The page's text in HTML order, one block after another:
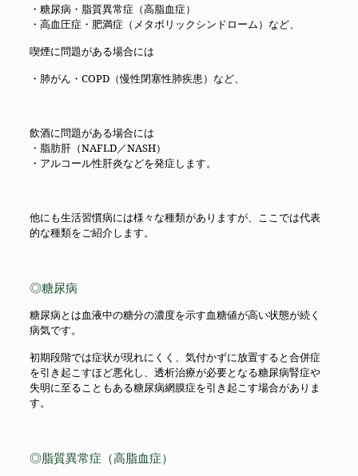
・糖尿病・脂質異常症（高脂血症）
・高血圧症・肥満症（メタボリックシンドローム）など、
喫煙に問題がある場合には
・肺がん・COPD（慢性閉塞性肺疾患）など、
飲酒に問題がある場合には
・脂肪肝（NAFLD／NASH）
・アルコール性肝炎などを発症します。
他にも生活習慣病には様々な種類がありますが、ここでは代表
的な種類をご紹介します。
◎糖尿病
糖尿病とは血液中の糖分の濃度を示す血糖値が高い状態が続く
病気です。
初期段階では症状が現れにくく、気付かずに放置すると合併症
を引き起こすほど悪化し、透析治療が必要となる糖尿病腎症や
失明に至ることもある糖尿病網膜症を引き起こす場合がありま
す。
◎脂質異常症（高脂血症）